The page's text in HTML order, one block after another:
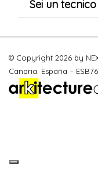
Sei un
© Copyright 2026 by
Canaria. España –